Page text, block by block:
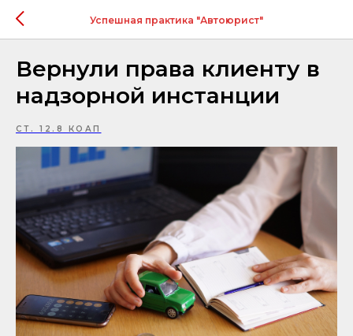
Успешная практика "Автоюрист"
Вернули права клиенту в
надзорной инстанции
СТ. 12.8 КОАП